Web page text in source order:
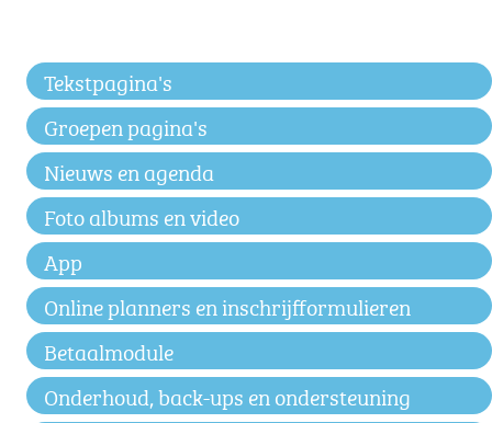
Tekstpagina's
Groepen pagina's
Nieuws en agenda
Foto albums en video
App
Online planners en inschrijfformulieren
Betaalmodule
Onderhoud, back-ups en ondersteuning